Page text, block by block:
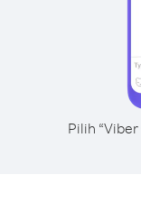
Pilih